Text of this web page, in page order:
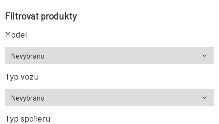
Filtrovat produkty
Model
Typ vozu
Typ spoileru